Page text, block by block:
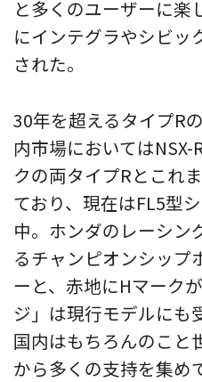
と多くのユーザーに楽
にインテグラやシビッ
された。
30年を超えるタイプR
内市場においては
クの両タイプRとこれ
ており、現在はFL5型
中。ホンダのレーシン
るチャンピオンシップ
ーと、赤地にHマーク
ジ」は現行モデルにも
国内はもちろんのこと
から多くの支持を集め